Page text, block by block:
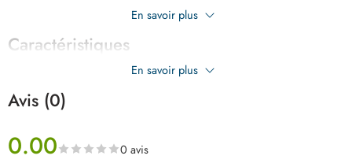
En savoir plus
Caractéristiques
En savoir plus
Avis (0)
0.00 0 avis